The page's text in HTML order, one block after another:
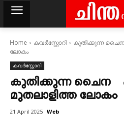
Home കവര്‍സ്റ്റോറി
കുതിക്കുന്ന
ലോകം
കവര്‍സ്റ്റോറി
കുതിക്കുന്ന ചെെന
മുതലാളിത്ത ലോകം
21 April 2025 Web